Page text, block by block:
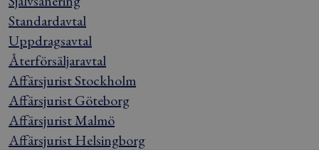
Standardavtal
Uppdragsavtal
Återförsäljaravtal
Affärsjurist Stockholm
Affärsjurist Göteborg
Affärsjurist Malmö
Affärsjurist Helsingborg